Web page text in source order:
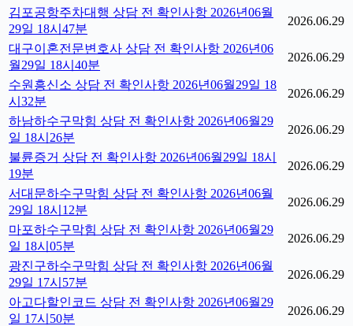
김포공항주차대행 상담 전 확인사항 2026년06월
29일 18시47분
2026.06.29
대구이혼전문변호사 상담 전 확인사항 2026년06
월29일 18시40분
2026.06.29
수원흥신소 상담 전 확인사항 2026년06월29일 18
시32분
2026.06.29
하남하수구막힘 상담 전 확인사항 2026년06월29
일 18시26분
2026.06.29
불륜증거 상담 전 확인사항 2026년06월29일 18시
19분
2026.06.29
서대문하수구막힘 상담 전 확인사항 2026년06월
29일 18시12분
2026.06.29
마포하수구막힘 상담 전 확인사항 2026년06월29
일 18시05분
2026.06.29
광진구하수구막힘 상담 전 확인사항 2026년06월
29일 17시57분
2026.06.29
아고다할인코드 상담 전 확인사항 2026년06월29
일 17시50분
2026.06.29